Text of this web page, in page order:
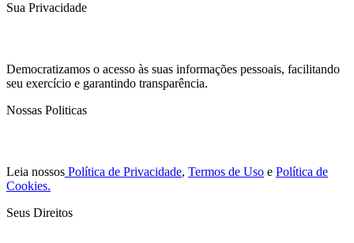
Sua Privacidade
Democratizamos o acesso às suas informações pessoais, facilitando
seu exercício e garantindo transparência.
Nossas Politicas
Leia nossos Política de Privacidade, Termos de Uso e Política de
Cookies.
Seus Direitos